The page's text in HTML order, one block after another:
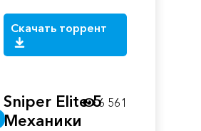
Скачать торрент
Sniper Elite 5
Механики
6 561